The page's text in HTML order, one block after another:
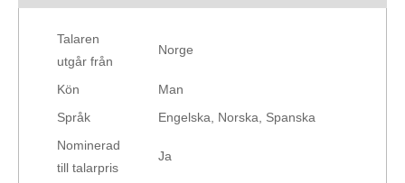
Talaren
utgår från
Norge
Kön
Man
Språk
Engelska, Norska, Spanska
Nominerad
till talarpris
Ja